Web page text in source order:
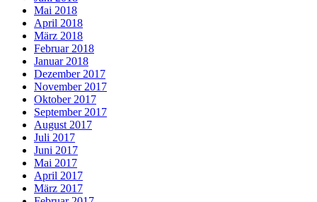
Mai 2018
April 2018
März 2018
Februar 2018
Januar 2018
Dezember 2017
November 2017
Oktober 2017
September 2017
August 2017
Juli 2017
Juni 2017
Mai 2017
April 2017
März 2017